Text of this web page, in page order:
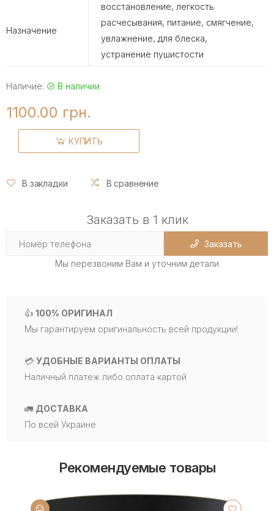
Назначение
восстановление, легкость
расчесывания, питание, смягчение,
увлажнение, для блеска,
устранение пушистости
Наличие: В наличии
1100.00 грн.
КУПИТЬ
В закладки В сравнение
Заказать в 1 клик
Заказать
Мы перезвоним Вам и уточним детали
👍 100% ОРИГИНАЛ
Мы гарантируем оригинальность всей продукции!
💳 УДОБНЫЕ ВАРИАНТЫ ОПЛАТЫ
Наличный платеж либо оплата картой
🚛 ДОСТАВКА
По всей Украине
Рекомендуемые товары